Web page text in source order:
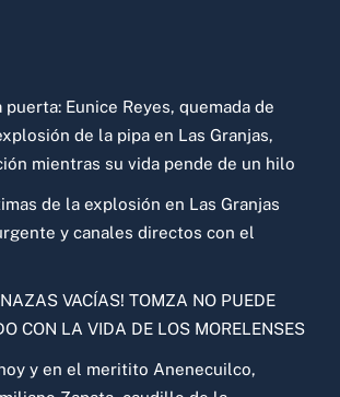
puerta: Eunice Reyes, quemada de
de la pipa en Las Granjas,
mientras su vida pende de un hilo
de la explosión en Las Granjas
y canales directos con el
VACÍAS! TOMZA NO PUEDE
CON LA VIDA DE LOS MORELENSES
y en el meritito Anenecuilco,